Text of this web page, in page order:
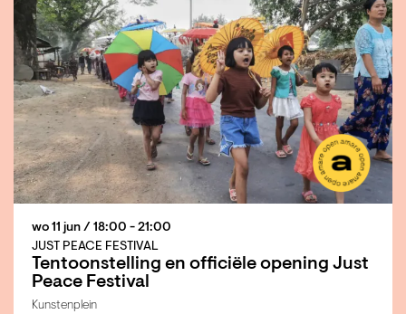
Tentoonstelling en officiële opening Just
Peace Festival
JUST PEACE FESTIVAL
wo 11 jun / 18:00 - 21:00
Kunstenplein